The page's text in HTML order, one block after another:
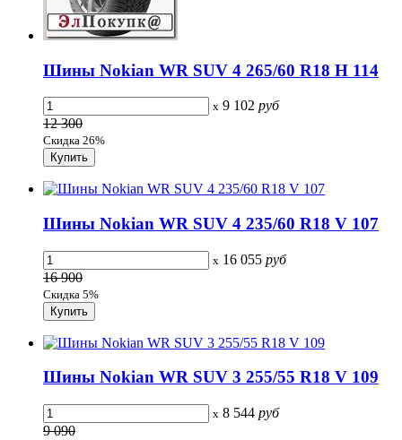
Шины Nokian WR SUV 4 265/60 R18 H 114
x 9 102 руб
12 300
Скидка 26%
Шины Nokian WR SUV 4 235/60 R18 V 107
x 16 055 руб
16 900
Скидка 5%
Шины Nokian WR SUV 3 255/55 R18 V 109
x 8 544 руб
9 090